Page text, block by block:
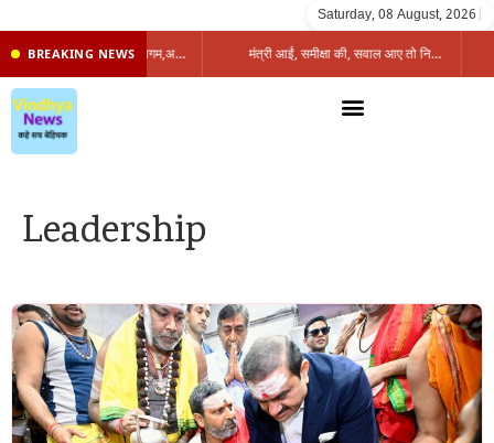
Saturday, 08 August, 2026
BREAKING NEWS प्रभारी मंत्री के निशाने पर नगर निगम,अफसरों को 10 दिन का अल्टीमेटम,नहीं होगी कार्रवाई, महापौर-आयुक्त के बीच सौहार्दहीनता पर मंत्री ने उठाए सवाल मंत्री आईं, समीक्षा की, सवाल आए तो निकल गईं – खाली जयंत चौंकीं पर नहीं दिया जवाब
Leadership